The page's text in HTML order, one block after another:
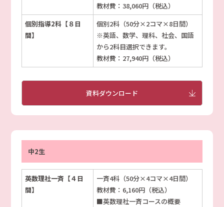
教材費：38,060円（税込）
個別指導2科【８日
間】
個別2科（50分×2コマ×8日間）
※英語、数学、理科、社会、国語
から2科目選択できます。
教材費：27,940円（税込）
資料ダウンロード
中2生
英数理社一斉【４日
間】
一斉4科（50分×4コマ×4日間）
教材費：6,160円（税込）
■英数理社一斉コースの概要